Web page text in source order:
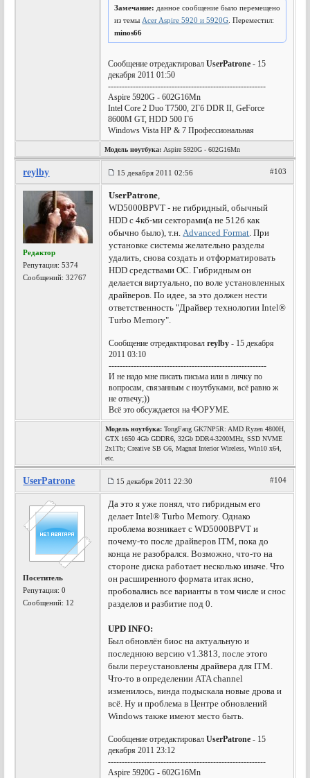
Замечание: данное сообщение было перемещено
из темы Acer Aspire 5920 и 5920G . Переместил:
minos66
Сообщение отредактировалUserPatrone - 15
декабря 2011 01:50
---------------------------------------------------------
Aspire 5920G - 602G16Mn
Intel Core 2 Duo T7500, 2Гб DDR II, GeForce
8600M GT, HDD 500 Гб
Windows Vista HP & 7 Профессиональная
Модель ноутбука: Aspire 5920G - 602G16Mn
reylby 15 декабря 2011 02:56 #103
Редактор
Репутация:5374
Сообщений: 32767
UserPatrone,
WD5000BPVT - не гибридный, обычный
HDD с 4кб-ми секторами(а не 512б как
обычно было), т.н.Advanced Format. При
установке системы желательно разделы
удалить, снова создать и отформатировать
HDD средствами ОС. Гибридным он
делается виртуально, по воле установленных
драйверов. По идее, за это должен нести
ответственность "Драйвер технологии Intel®
Turbo Memory".
Сообщение отредактировалreylby - 15 декабря
2011 03:10
---------------------------------------------------------
И не надо мне писать письма или в личку по
вопросам, связанным с ноутбуками, всё равно ж
не отвечу;))
Всё это обсуждается на ФОРУМЕ.
Модель ноутбука: TongFang GK7NP5R: AMD Ryzen 4800H,
GTX 1650 4Gb GDDR6, 32Gb DDR4-3200MHz, SSD NVME
2x1Tb; Creative SB G6, Magnat Interior Wireless, Win10 x64,
etc.
UserPatrone 15 декабря 2011 22:30 #104
Посетитель
Репутация:0
Сообщений: 12
Да это я уже понял, что гибридным его
делает Intel® Turbo Memory. Однако
проблема возникает с WD5000BPVT и
почему-то после драйверов ITM, пока до
конца не разобрался. Возможно, что-то на
стороне диска работает несколько иначе. Что
он расширенного формата итак ясно,
пробовались все варианты в том числе и снос
разделов и разбитие под 0.
UPD INFO:
Был обновлён биос на актуальную и
последнюю версию v1.3813, после этого
были переустановлены драйвера для ITM.
Что-то в определении ATA channel
изменилось, винда подыскала новые дрова и
всё. Ну и проблема в Центре обновлений
Windows также имеют место быть.
Сообщение отредактировалUserPatrone - 15
декабря 2011 23:12
---------------------------------------------------------
Aspire 5920G - 602G16Mn